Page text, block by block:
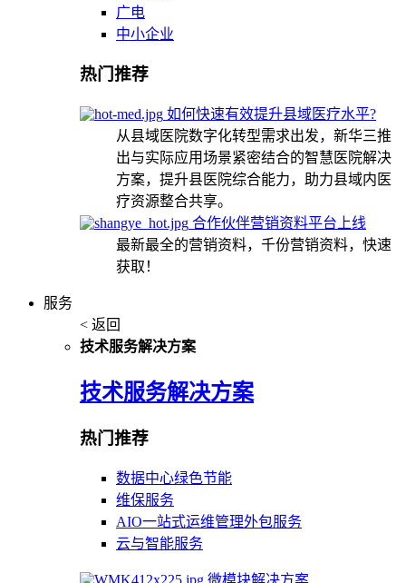
广电
中小企业
热门推荐
如何快速有效提升县域医疗水平?
从县域医院数字化转型需求出发，新华三推
出与实际应用场景紧密结合的智慧医院解决
方案，提升县医院综合能力，助力县域内医
疗资源整合共享。
合作伙伴营销资料平台上线
最新最全的营销资料，千份营销资料，快速
获取！
服务
< 返回
技术服务解决方案
技术服务解决方案
热门推荐
数据中心绿色节能
维保服务
AIO一站式运维管理外包服务
云与智能服务
微模块解决方案